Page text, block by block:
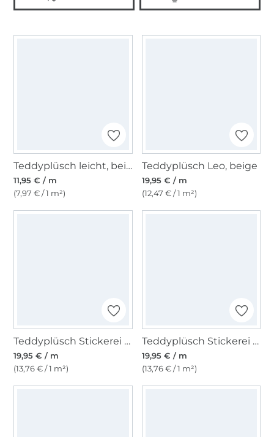
Teddyplüsch leicht, beige
11,95 € / m
(7,97 € / 1 m²)
Teddyplüsch Leo, beige
19,95 € / m
(12,47 € / 1 m²)
Teddyplüsch Stickerei leicht, taupe
19,95 € / m
(13,76 € / 1 m²)
Teddyplüsch Stickerei leicht, beere
19,95 € / m
(13,76 € / 1 m²)